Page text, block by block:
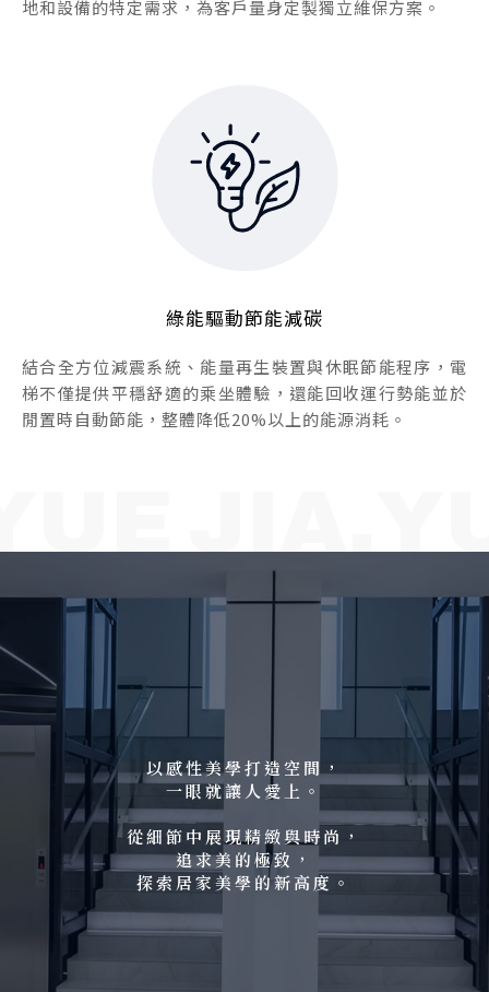
地和設備的特定需求，為客戶量身定製獨立維保方案。
綠能驅動節能減碳
結合全方位減震系統、能量再生裝置與休眠節能程序，電
梯不僅提供平穩舒適的乘坐體驗，還能回收運行勢能並於
閒置時自動節能，整體降低20%以上的能源消耗。
以感性美學打造空間，
一眼就讓人愛上。
從細節中展現精緻與時尚，
追求美的極致，
探索居家美學的新高度。